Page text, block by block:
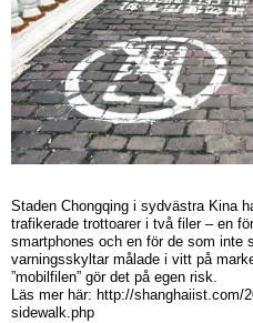
Staden Chongqing i sydvästra Kina
trafikerade trottoarer i två filer – en
smartphones och en för de som inte
varningsskyltar målade i vitt på
”mobilfilen” gör det på egen risk.
Läs mer här: http://shanghaiist.com/
sidewalk.php